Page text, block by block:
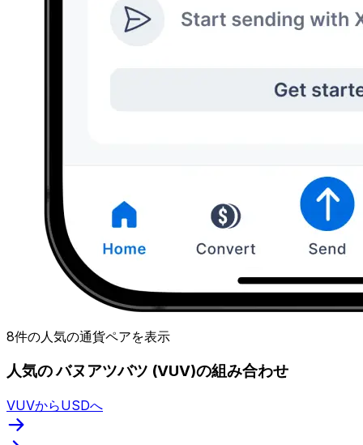
8件の人気の通貨ペアを表示
人気の バヌアツバツ (VUV)の組み合わせ
VUVからUSDへ